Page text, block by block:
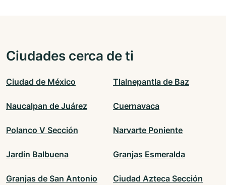
Ciudades cerca de ti
Ciudad de México Tlalnepantla de Baz
Naucalpan de Juárez Cuernavaca
Polanco V Sección Narvarte Poniente
Jardín Balbuena Granjas Esmeralda
Granjas de San Antonio
Ciudad Azteca Sección